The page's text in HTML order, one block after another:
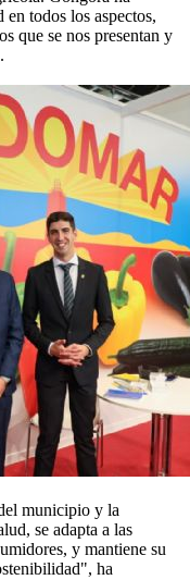
todos los aspectos,
que se nos presentan y
municipio y la
se adapta a las
y mantiene su
ha